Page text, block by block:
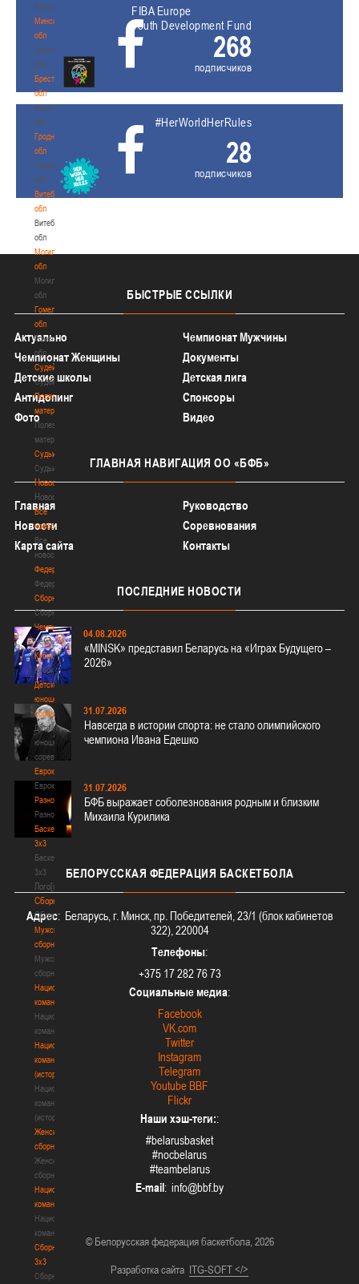
Минск
Минская
обл
Минская
обл
Брестская
обл
Брестская
обл
Гродненская
обл
Гродненская
обл
Витебская
обл
Витебская
обл
Могилевская
обл
Могилевская
обл
Гомельская
обл
Гомельская
обл
Судейство
Судейство
Полезные
материалы
Полезные
материалы
Судьи
Судьи
Новости
Новости
Все
новости
Все
новости
Федерация
Федерация
Сборные
Сборные
Чемпионат
Чемпионат
Кубок
Кубок
Детско-
юношеские
соревнования
Детско-
юношеские
соревнования
Еврокубки
Еврокубки
Разное
Разное
Баскетбол
3х3
Баскетбол
3х3
Лого[modid=121]
Сборные
Сборные
Мужские
сборные
Мужские
сборные
Национальная
команда
Национальная
команда
Национальная
команда
(история)
Национальная
команда
(история)
Женские
сборные
Женские
сборные
Национальная
команда
Национальная
команда
Сборные
3х3
Сборные
FIBA Europe
Youth Development Fund
268
подписчиков
#HerWorldHerRules
28
подписчиков
БЫСТРЫЕ ССЫЛКИ
Актуально
Чемпионат Мужчины
Чемпионат Женщины
Документы
Детские школы
Детская лига
Антидопинг
Спонсоры
Фото
Видео
ГЛАВНАЯ НАВИГАЦИЯ ОО «БФБ»
Главная
Руководство
Новости
Соревнования
Карта сайта
Контакты
ПОСЛЕДНИЕ НОВОСТИ
04.08.2026
«MINSK» представил Беларусь на «Играх Будущего –
2026»
31.07.2026
Навсегда в истории спорта: не стало олимпийского
чемпиона Ивана Едешко
31.07.2026
БФБ выражает соболезнования родным и близким
Михаила Курилика
БЕЛОРУССКАЯ ФЕДЕРАЦИЯ БАСКЕТБОЛА
Адрес: Беларусь, г. Минск, пр. Победителей, 23/1 (блок кабинетов
322), 220004
Телефоны:
+375 17 282 76 73
Социальные медиа:
Facebook
VK.com
Twitter
Instagram
Telegram
Youtube BBF
Flickr
Наши хэш-теги::
#belarusbasket
#nocbelarus
#teambelarus
E-mail:
© Белорусская федерация баскетбола, 2026
Разработка сайта ITG-SOFT </>